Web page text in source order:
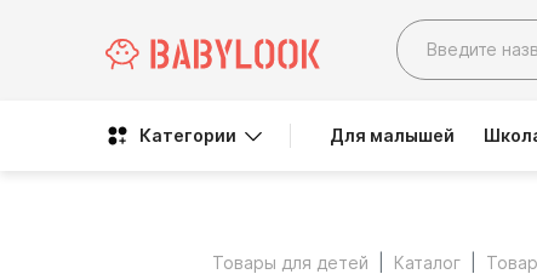
Категории Для малышей
Товары для детей Каталог